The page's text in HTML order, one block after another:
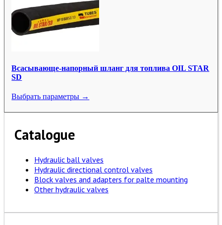
Всасывающе-напорный шланг для топлива OIL STAR
SD
Выбрать параметры →
Catalogue
Hydraulic ball valves
Hydraulic directional control valves
Block valves and adapters for palte mounting
Other hydraulic valves